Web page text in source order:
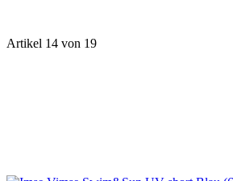
Artikel 14 von 19